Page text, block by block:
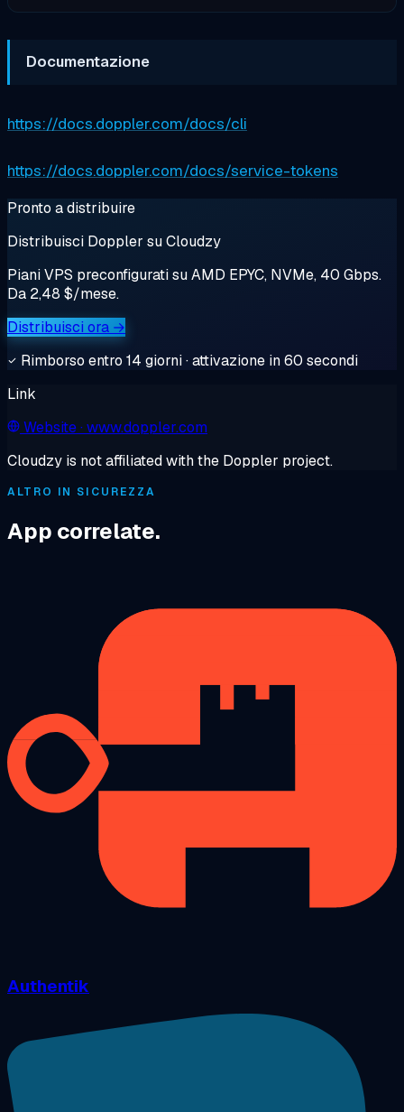
Documentazione
https://docs.doppler.com/docs/cli
https://docs.doppler.com/docs/service-tokens
Pronto a distribuire
Distribuisci Doppler su Cloudzy
Piani VPS preconfigurati su AMD EPYC, NVMe, 40 Gbps.
Da 2,48 $/mese.
Distribuisci ora →
Rimborso entro 14 giorni · attivazione in 60 secondi
Link
Website· www.doppler.com
Cloudzy is not affiliated with the Doppler project.
ALTRO IN SICUREZZA
App correlate.
Authentik